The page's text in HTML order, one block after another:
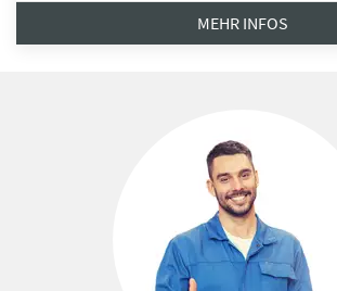
MEHR INFOS